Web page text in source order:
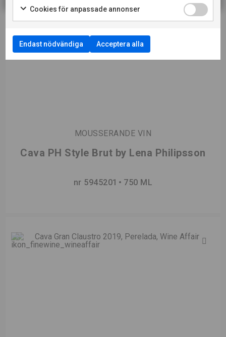
MOUSSERANDE VIN
Cava PH Style Brut by Lena Philipsson
nr 5945201 750 ML
Cookies för anpassade annonser
Endast nödvändiga Acceptera alla